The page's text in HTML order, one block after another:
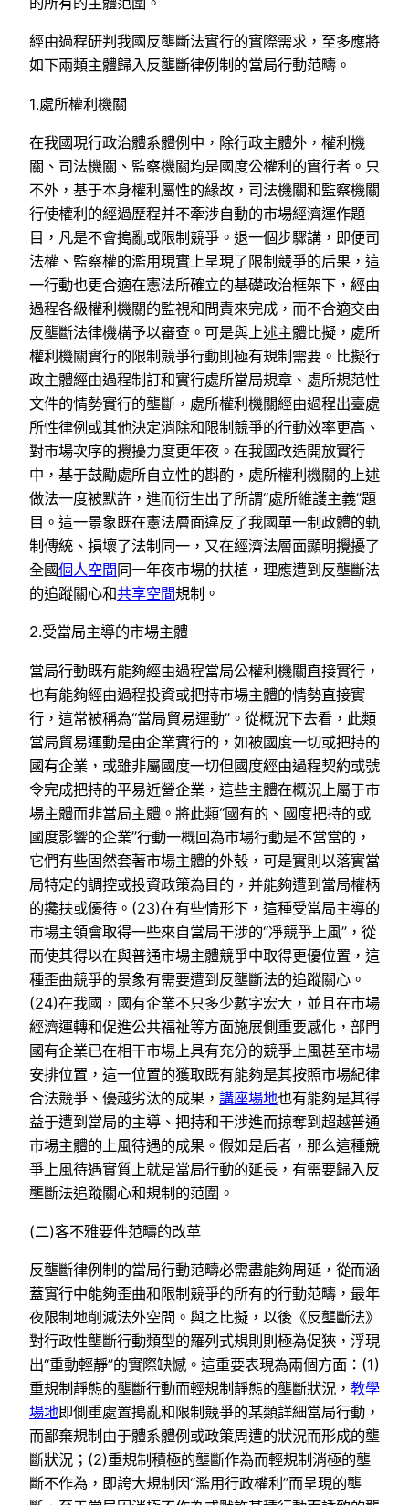
經由過程研判我國反壟斷法實行的實際需求，至多應將
如下兩類主體歸入反壟斷律例制的當局行動范疇。
1.處所權利機關
在我國現行政治體系體例中，除行政主體外，權利機
關、司法機關、監察機關均是國度公權利的實行者。只
不外，基于本身權利屬性的緣故，司法機關和監察機關
行使權利的經過歷程并不牽涉自動的市場經濟運作題
目，凡是不會搗亂或限制競爭。退一個步驟講，即便司
法權、監察權的濫用現實上呈現了限制競爭的后果，這
一行動也更合適在憲法所確立的基礎政治框架下，經由
過程各級權利機關的監視和問責來完成，而不合適交由
反壟斷法律機構予以審查。可是與上述主體比擬，處所
權利機關實行的限制競爭行動則極有規制需要。比擬行
政主體經由過程制訂和實行處所當局規章、處所規范性
文件的情勢實行的壟斷，處所權利機關經由過程出臺處
所性律例或其他決定消除和限制競爭的行動效率更高、
對市場次序的攪擾力度更年夜。在我國改造開放實行
中，基于鼓勵處所自立性的斟酌，處所權利機關的上述
做法一度被默許，進而衍生出了所謂“處所維護主義”題
目。這一景象既在憲法層面違反了我國單一制政體的軌
制傳統、損壞了法制同一，又在經濟法層面顯明攪擾了
全國個人空間同一年夜市場的扶植，理應遭到反壟斷法
的追蹤關心和共享空間規制。
2.受當局主導的市場主體
當局行動既有能夠經由過程當局公權利機關直接實行，
也有能夠經由過程投資或把持市場主體的情勢直接實
行，這常被稱為“當局貿易運動”。從概況下去看，此類
當局貿易運動是由企業實行的，如被國度一切或把持的
國有企業，或雖非屬國度一切但國度經由過程契約或號
令完成把持的平易近營企業，這些主體在概況上屬于市
場主體而非當局主體。將此類“國有的、國度把持的或
國度影響的企業”行動一概回為市場行動是不當當的，
它們有些固然套著市場主體的外殼，可是實則以落實當
局特定的調控或投資政策為目的，并能夠遭到當局權柄
的攙扶或優待。(23)在有些情形下，這種受當局主導的
市場主領會取得一些來自當局干涉的“凈競爭上風”，從
而使其得以在與普通市場主體競爭中取得更優位置，這
種歪曲競爭的景象有需要遭到反壟斷法的追蹤關心。
(24)在我國，國有企業不只多少數字宏大，並且在市場
經濟運轉和促進公共福祉等方面施展側重要感化，部門
國有企業已在相干市場上具有充分的競爭上風甚至市場
安排位置，這一位置的獲取既有能夠是其按照市場紀律
合法競爭、優越劣汰的成果， 講座場地也有能夠是其得
益于遭到當局的主導、把持和干涉進而掠奪到超越普通
市場主體的上風待遇的成果。假如是后者，那么這種競
爭上風待遇實質上就是當局行動的延長，有需要歸入反
壟斷法追蹤關心和規制的范圍。
(二)客不雅要件范疇的改革
反壟斷律例制的當局行動范疇必需盡能夠周延，從而涵
蓋實行中能夠歪曲和限制競爭的所有的行動范疇，最年
夜限制地削減法外空間。與之比擬，以後《反壟斷法》
對行政性壟斷行動類型的羅列式規則則極為促狹，浮現
出“重動輕靜”的實際缺憾。這重要表現為兩個方面：(1)
重規制靜態的壟斷行動而輕規制靜態的壟斷狀況， 教學
場地即側重處置搗亂和限制競爭的某類詳細當局行動，
而鄙棄規制由于體系體例或政策周遭的狀況而形成的壟
斷狀況；(2)重規制積極的壟斷作為而輕規制消極的壟
斷不作為，即誇大規制因“濫用行政權利”而呈現的壟